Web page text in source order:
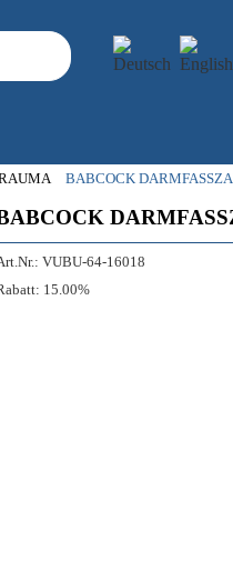
BABCOCK
VUBU-64-16018
15.00%